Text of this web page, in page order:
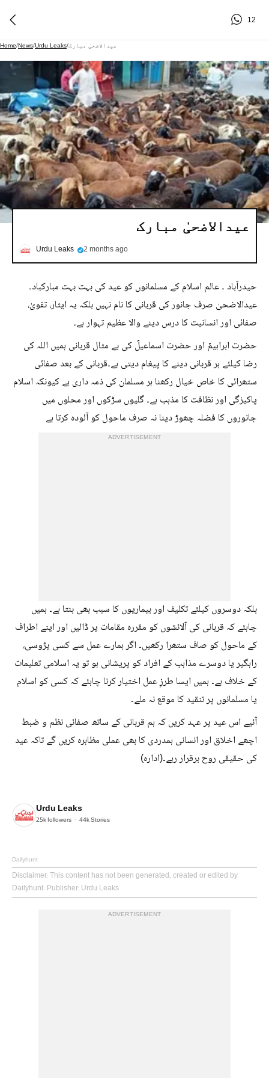
12
Home/News/Urdu Leaks/عیدالاضحیٰ مبارک
عیدالاضحیٰ مبارک
Urdu Leaks 2 months ago
حیدرآباد ۔ عالم اسلام کے مسلمانوں کو عید کی بہت بہت مبارکباد۔
عیدالاضحیٰ صرف جانور کی قربانی کا نام نہیں بلکہ یہ ایثار، تقویٰ،
صفائی اور انسانیت کا درس دینے والا عظیم تہوار ہے۔
حضرت ابراہیمؑ اور حضرت اسماعیلؑ کی بے مثال قربانی ہمیں اللہ کی
رضا کیلئے ہر قربانی دینے کا پیغام دیتی ہے۔قربانی کے بعد صفائی
ستھرائی کا خاص خیال رکھنا ہر مسلمان کی ذمہ داری ہے کیونکہ اسلام
پاکیزگی اور نظافت کا مذہب ہے۔ گلیوں سڑکوں اور محلوں میں
جانوروں کا فضلہ چھوڑ دینا نہ صرف ماحول کو آلودہ کرتا ہے
ADVERTISEMENT
بلکہ دوسروں کیلئے تکلیف اور بیماریوں کا سبب بھی بنتا ہے۔ ہمیں
چاہئے کہ قربانی کی آلائشوں کو مقررہ مقامات پر ڈالیں اور اپنے اطراف
کے ماحول کو صاف ستھرا رکھیں۔ اگر ہمارے عمل سے کسی پڑوسی،
راہگیر یا دوسرے مذاہب کے افراد کو پریشانی ہو تو یہ اسلامی تعلیمات
کے خلاف ہے۔ ہمیں ایسا طرزِ عمل اختیار کرنا چاہئے کہ کسی کو اسلام
یا مسلمانوں پر تنقید کا موقع نہ ملے۔
آئیے اس عید پر عہد کریں کہ ہم قربانی کے ساتھ صفائی نظم و ضبط
اچھے اخلاق اور انسانی ہمدردی کا بھی عملی مظاہرہ کریں گے تاکہ عید
کی حقیقی روح برقرار رہے۔(ادارہ)
Urdu Leaks
25kfollowers 44kStories
Dailyhunt
Disclaimer: This content has not been generated, created or edited by
Dailyhunt. Publisher: Urdu Leaks
ADVERTISEMENT